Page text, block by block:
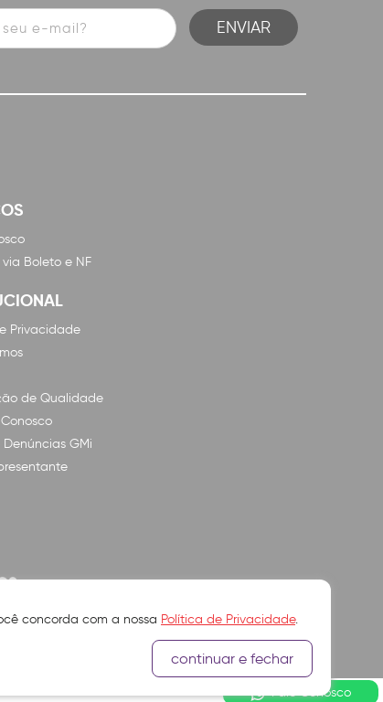
Boleto e NF
Privacidade
de Qualidade
GMi
concorda com a nossa Política de Privacidade.
continuar e fechar
Fale Conosco